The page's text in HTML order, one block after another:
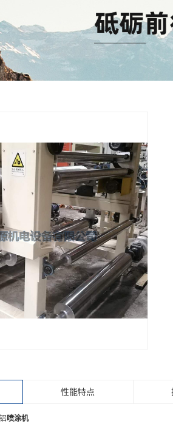
环氧树脂浸胶机
油冷机
性能特点
喷涂机